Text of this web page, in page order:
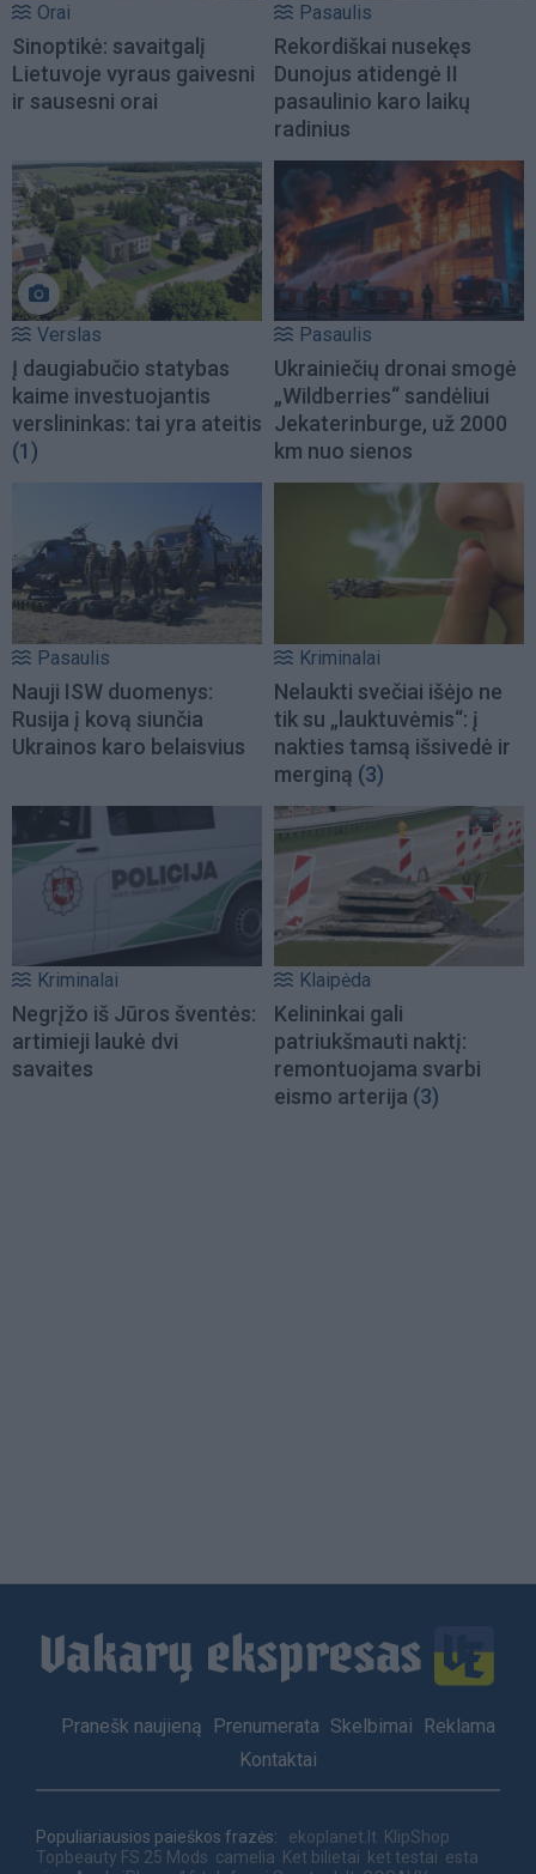
Orai
Sinoptikė: savaitgalį
Lietuvoje vyraus gaivesni
ir sausesni orai
Pasaulis
Rekordiškai nusekęs
Dunojus atidengė II
pasaulinio karo laikų
radinius
Verslas
Į daugiabučio statybas
kaime investuojantis
verslininkas: tai yra ateitis
(1)
Pasaulis
Ukrainiečių dronai smogė
„Wildberries“ sandėliui
Jekaterinburge, už 2000
km nuo sienos
Pasaulis
Nauji ISW duomenys:
Rusija į kovą siunčia
Ukrainos karo belaisvius
Kriminalai
Nelaukti svečiai išėjo ne
tik su „lauktuvėmis“: į
nakties tamsą išsivedė ir
merginą (3)
Kriminalai
Negrįžo iš Jūros šventės:
artimieji laukė dvi
savaites
Klaipėda
Kelininkai gali
patriukšmauti naktį:
remontuojama svarbi
eismo arterija (3)
Footer
Pranešk naujieną Prenumerata Skelbimai
Reklama
Kontaktai
Populiariausios paieškos frazės: ekoplanet.lt KlipShop
Topbeauty FS 25 Mods camelia Ket bilietai ket testai esta